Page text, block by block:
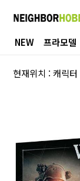
NEW 프라모델
현재위치 :캐릭터